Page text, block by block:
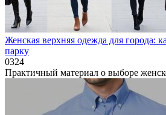
Женская верхняя одежда для города:
парку
0324
Практичный материал о выборе